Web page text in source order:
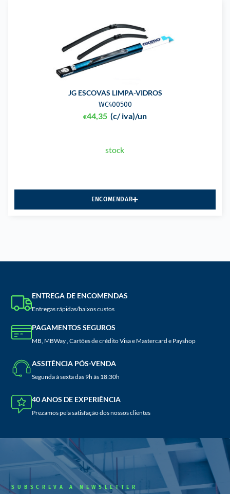
JG ESCOVAS LIMPA-VIDROS
WC400500
€44,35 (c/ iva)/un
stock
ENCOMENDAR
ENTREGA DE ENCOMENDAS
Entregas rápidas/baixos custos
PAGAMENTOS SEGUROS
MB, MBWay , Cartões de crédito Visa e Mastercard e Payshop
ASSITÊNCIA PÓS-VENDA
Segunda à sexta das 9h às 18:30h
40 ANOS DE EXPERIÊNCIA
Prezamos pela satisfação dos nossos clientes
SUBSCREVA A NEWSLETTER